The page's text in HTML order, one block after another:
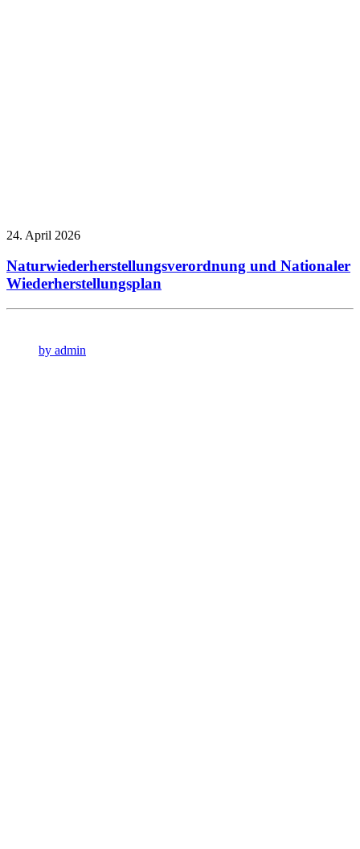
24. April 2026
Naturwiederherstellungsverordnung und Nationaler
Wiederherstellungsplan
by admin